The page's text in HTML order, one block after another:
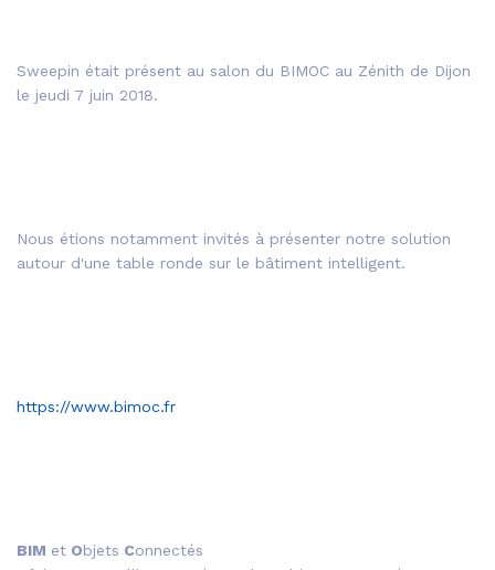
Sweepin était présent au salon du BIMOC au Zénith de Dijon
le jeudi 7 juin 2018.
Nous étions notamment invités à présenter notre solution
autour d'une table ronde sur le bâtiment intelligent.
https://www.bimoc.fr
BIM et Objets Connectés